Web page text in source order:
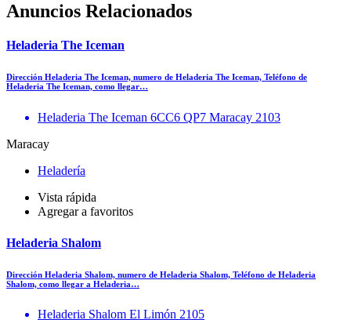
Anuncios Relacionados
Heladeria The Iceman
Dirección Heladeria The Iceman, numero de Heladeria The Iceman, Teléfono de
Heladeria The Iceman, como llegar…
Heladeria The Iceman 6CC6 QP7 Maracay 2103
Maracay
Heladería
Vista rápida
Agregar a favoritos
Heladeria Shalom
Dirección Heladeria Shalom, numero de Heladeria Shalom, Teléfono de Heladeria
Shalom, como llegar a Heladeria…
Heladeria Shalom El Limón 2105